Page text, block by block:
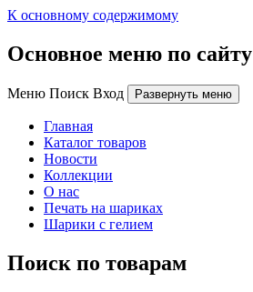
К основному содержимому
Основное меню по сайту
Меню Поиск Вход Развернуть меню
Главная
Каталог товаров
Новости
Коллекции
О нас
Печать на шариках
Шарики с гелием
Поиск по товарам